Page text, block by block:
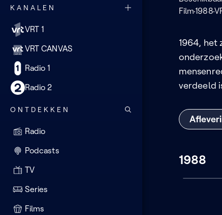
KANALEN
VRT 1
VRT CANVAS
Radio 1
Radio 2
ONTDEKKEN
Radio
Podcasts
TV
Series
Films
Film1988
1964, het
verdeeld
1988